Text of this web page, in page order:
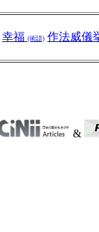
幸福 (術語) 作法威儀
&